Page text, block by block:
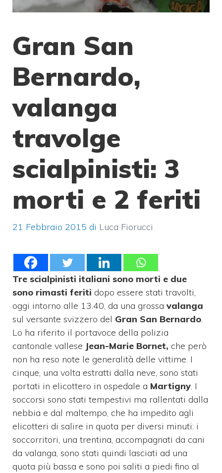
Gran San
Bernardo,
valanga
travolge
scialpinisti: 3
morti e 2 feriti
21 Febbraio 2015 di Luca Fiorucci
Tre scialpinisti italiani sono morti e due
sono rimasti feriti dopo essere stati travolti,
oggi intorno alle 13.40, da una grossa valanga
sul versante svizzero del Gran San Bernardo.
Lo ha riferito il portavoce della polizia
cantonale vallese Jean-Marie Bornet, che però
non ha reso note le generalità delle vittime. I
cinque, una volta estratti dalla neve, sono stati
portati in elicottero in ospedale a Martigny. I
soccorsi sono stati tempestivi ma rallentati dalla
nebbia e dal maltempo, che ha impedito agli
elicotteri di salire in quota per diversi minuti: i
soccorritori, una trentina, accompagnati da cani
da valanga, sono stati quindi lasciati ad una
quota più bassa e sono poi saliti a piedi fino al